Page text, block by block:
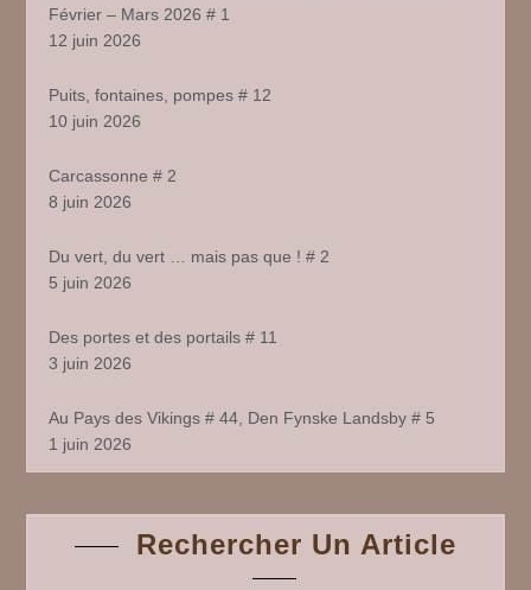
Février – Mars 2026 # 1
12 juin 2026
Puits, fontaines, pompes # 12
10 juin 2026
Carcassonne # 2
8 juin 2026
Du vert, du vert … mais pas que ! # 2
5 juin 2026
Des portes et des portails # 11
3 juin 2026
Au Pays des Vikings # 44, Den Fynske Landsby # 5
1 juin 2026
Rechercher Un Article